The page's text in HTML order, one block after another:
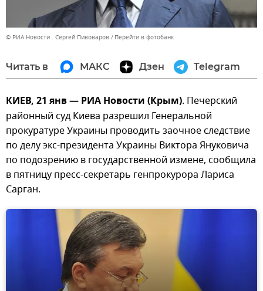
© РИА Новости . Сергей Пивоваров Перейти в фотобанк
Читать в МАКС Дзен Telegram
КИЕВ, 21 янв — РИА Новости (Крым). Печерский
районный суд Киева разрешил Генеральной
прокуратуре Украины проводить заочное следствие
по делу экс-президента Украины Виктора Януковича
по подозрению в государственной измене, сообщила
в пятницу пресс-секретарь генпрокурора Лариса
Сарган.